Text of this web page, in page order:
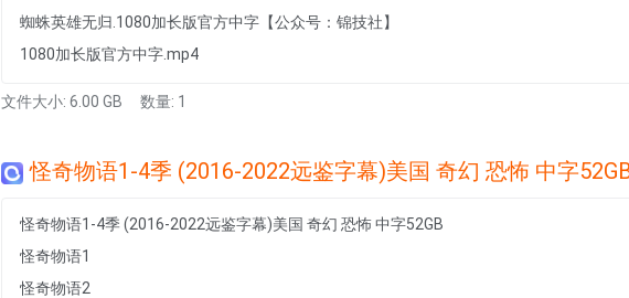
蜘蛛英雄无归.1080加长版官方中字【公众号：锦技社】
1080加长版官方中字.mp4
文件大小: 6.00 GB 数量: 1
怪奇物语1-4季 (2016-2022远鉴字幕)美国 奇幻 恐怖 中字
怪奇物语1-4季 (2016-2022远鉴字幕)美国 奇幻 恐怖 中字52GB
怪奇物语1
怪奇物语2